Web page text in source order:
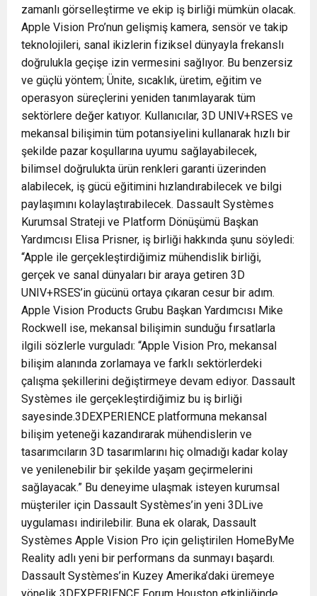
zamanlı görselleştirme ve ekip iş birliği mümkün olacak.
Apple Vision Pro’nun gelişmiş kamera, sensör ve takip
teknolojileri, sanal ikizlerin fiziksel dünyayla frekanslı
doğrulukla geçişe izin vermesini sağlıyor. Bu benzersiz
ve güçlü yöntem; Ünite, sıcaklık, üretim, eğitim ve
operasyon süreçlerini yeniden tanımlayarak tüm
sektörlere değer katıyor. Kullanıcılar, 3D UNIV+RSES ve
mekansal bilişimin tüm potansiyelini kullanarak hızlı bir
şekilde pazar koşullarına uyumu sağlayabilecek,
bilimsel doğrulukta ürün renkleri garanti üzerinden
alabilecek, iş gücü eğitimini hızlandırabilecek ve bilgi
paylaşımını kolaylaştırabilecek. Dassault Systèmes
Kurumsal Strateji ve Platform Dönüşümü Başkan
Yardımcısı Elisa Prisner, iş birliği hakkında şunu söyledi:
“Apple ile gerçekleştirdiğimiz mühendislik birliği,
gerçek ve sanal dünyaları bir araya getiren 3D
UNIV+RSES’in gücünü ortaya çıkaran cesur bir adım.
Apple Vision Products Grubu Başkan Yardımcısı Mike
Rockwell ise, mekansal bilişimin sunduğu fırsatlarla
ilgili sözlerle vurguladı: “Apple Vision Pro, mekansal
bilişim alanında zorlamaya ve farklı sektörlerdeki
çalışma şekillerini değiştirmeye devam ediyor. Dassault
Systèmes ile gerçekleştirdiğimiz bu iş birliği
sayesinde.3DEXPERIENCE platformuna mekansal
bilişim yeteneği kazandırarak mühendislerin ve
tasarımcıların 3D tasarımlarını hiç olmadığı kadar kolay
ve yenilenebilir bir şekilde yaşam geçirmelerini
sağlayacak.” Bu deneyime ulaşmak isteyen kurumsal
müşteriler için Dassault Systèmes’in yeni 3DLive
uygulaması indirilebilir. Buna ek olarak, Dassault
Systèmes Apple Vision Pro için geliştirilen HomeByMe
Reality adlı yeni bir performans da sunmayı başardı.
Dassault Systèmes’in Kuzey Amerika’daki üremeye